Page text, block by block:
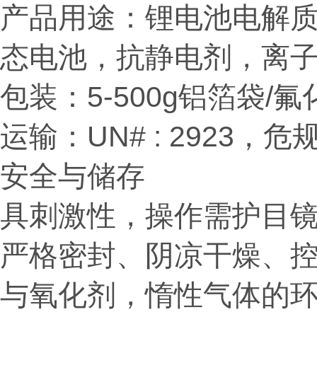
产品用途：锂电池电解
态电池，抗静电剂，离
包装：5-500g铝箔袋/氟
运输：UN# : 2923，危
安全与储存
具刺激性，操作需护目
严格密封、阴凉干燥、
与氧化剂，惰性气体的